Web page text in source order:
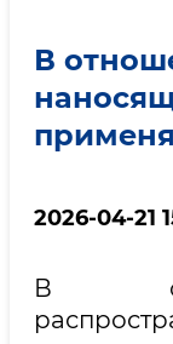
В
2026-04-21
В